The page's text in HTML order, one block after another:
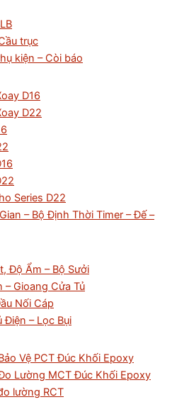
trục
kiện – Còi báo
D16
D22
Series D22
– Bộ Định Thời Timer – Đế –
Độ Ẩm – Bộ Sưởi
– Gioang Cửa Tủ
Nối Cáp
Điện – Lọc Bụi
Vệ PCT Đúc Khối Epoxy
Lường MCT Đúc Khối Epoxy
lường RCT